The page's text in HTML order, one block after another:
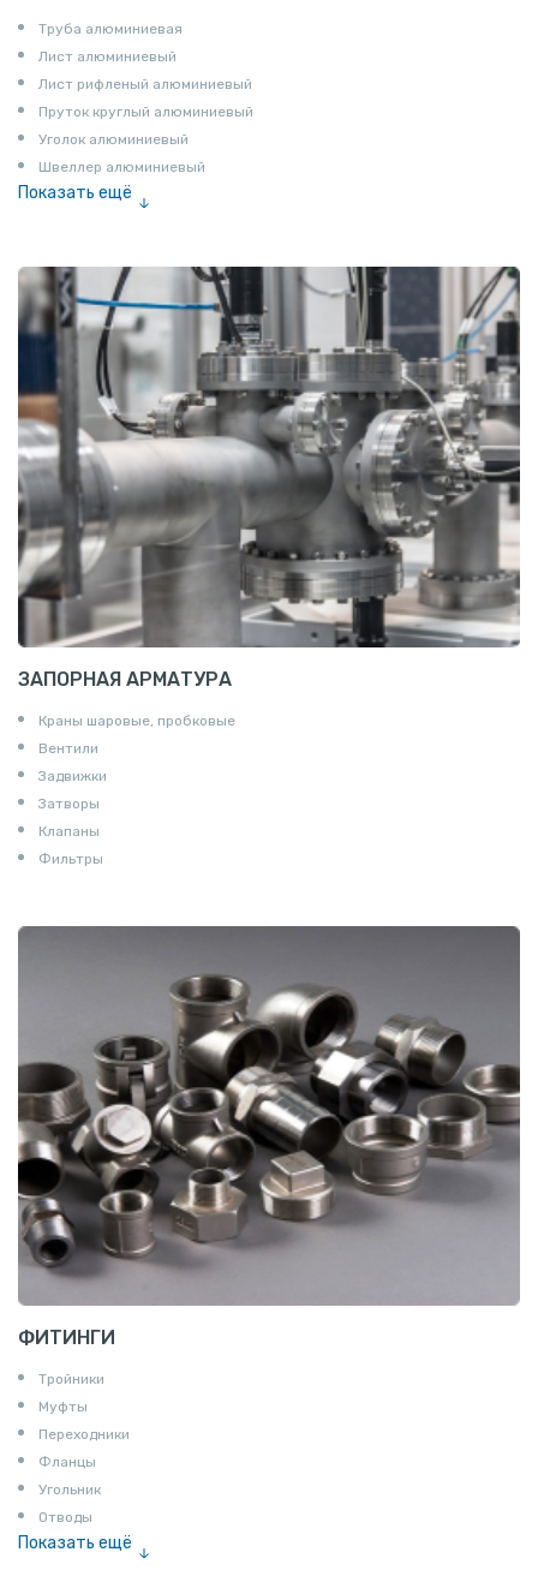
Труба алюминиевая
Лист алюминиевый
Лист рифленый алюминиевый
Пруток круглый алюминиевый
Уголок алюминиевый
Швеллер алюминиевый
Показать ещё
Шина электротехническая
Алюминиевая плита
Z профиль алюминиевый
Т профиль алюминиевый
Пруток квадратный алюминиевый
Полоса алюминиевая
Пруток шестигранный алюминиевый
ЗАПОРНАЯ АРМАТУРА
Краны шаровые, пробковые
Вентили
Задвижки
Затворы
Клапаны
Фильтры
ФИТИНГИ
Тройники
Муфты
Переходники
Фланцы
Угольник
Отводы
Показать ещё